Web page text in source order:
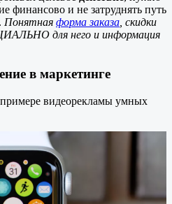
финансово и не затруднять путь
Понятная форма заказа , скидки
для него и информация
в маркетинге
видеорекламы умных